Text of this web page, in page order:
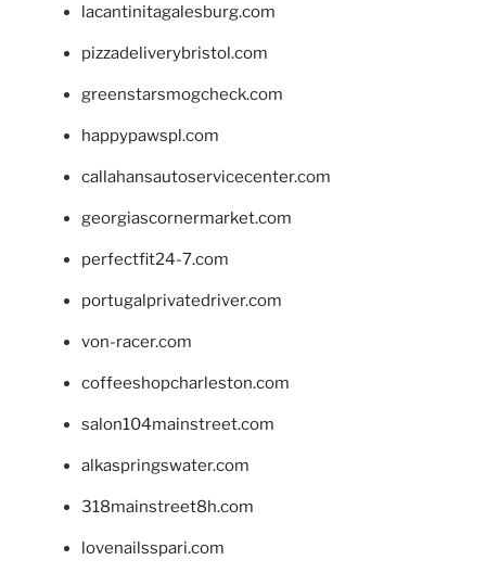
lacantinitagalesburg.com
pizzadeliverybristol.com
greenstarsmogcheck.com
happypawspl.com
callahansautoservicecenter.com
georgiascornermarket.com
perfectfit24-7.com
portugalprivatedriver.com
von-racer.com
coffeeshopcharleston.com
salon104mainstreet.com
alkaspringswater.com
318mainstreet8h.com
lovenailsspari.com